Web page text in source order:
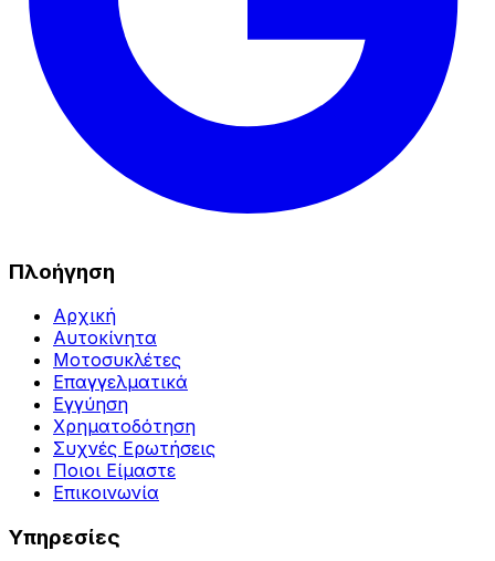
Πλοήγηση
Αρχική
Αυτοκίνητα
Μοτοσυκλέτες
Επαγγελματικά
Εγγύηση
Χρηματοδότηση
Συχνές Ερωτήσεις
Ποιοι Είμαστε
Επικοινωνία
Υπηρεσίες